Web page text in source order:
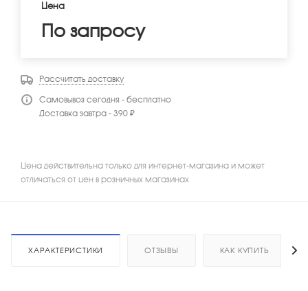
Цена
По запросу
Рассчитать доставку
Самовывоз сегодня - бесплатно
Доставка завтра - 390 ₽
Цена действительна только для интернет-магазина и может
отличаться от цен в розничных магазинах
ХАРАКТЕРИСТИКИ ОТЗЫВЫ КАК КУПИТЬ